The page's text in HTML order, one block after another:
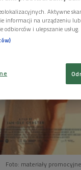
Foto: materiały promocyjne
Aktywne
informacji na urządzeniu
i ulepszanie usług.